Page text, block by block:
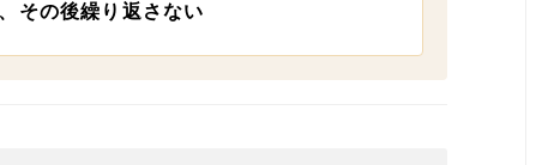
その後繰り返さない